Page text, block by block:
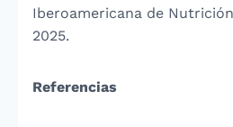
Iberoamericana de
2025.
Referencias